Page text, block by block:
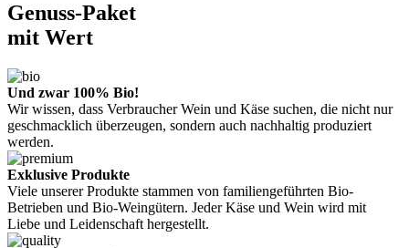
Genuss-Paket
mit Wert
Und zwar 100% Bio!
Wir wissen, dass Verbraucher Wein und Käse suchen, die nicht nur
geschmacklich überzeugen, sondern auch nachhaltig produziert
werden.
Exklusive Produkte
Viele unserer Produkte stammen von familiengeführten Bio-
Betrieben und Bio-Weingütern. Jeder Käse und Wein wird mit
Liebe und Leidenschaft hergestellt.